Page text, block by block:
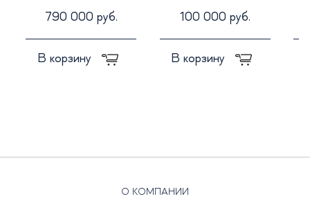
790 000 руб.
В корзину
100 000 руб.
В корзину
О КОМПАНИИ